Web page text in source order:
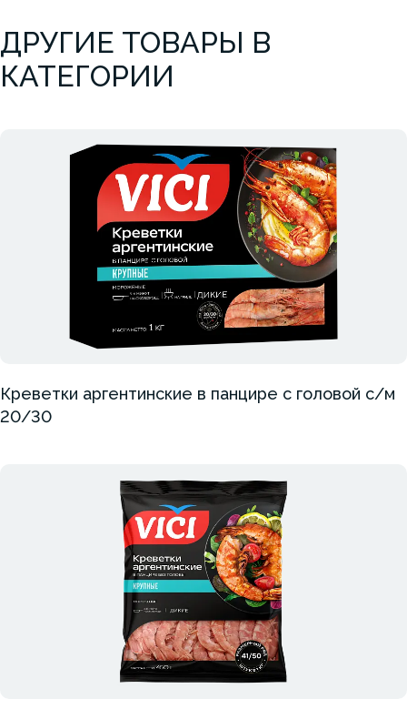
ДРУГИЕ ТОВАРЫ В
КАТЕГОРИИ
Креветки аргентинские в панцире с головой с/м
20/30